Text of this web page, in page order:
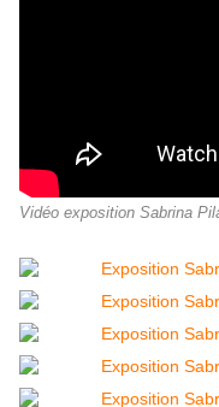
Vidéo exposition Sabrina